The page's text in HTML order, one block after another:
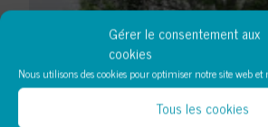
Gérer le consentement aux
cookies
Nous utilisons des cookies pour optimiser notre site web et
Tous les cookies